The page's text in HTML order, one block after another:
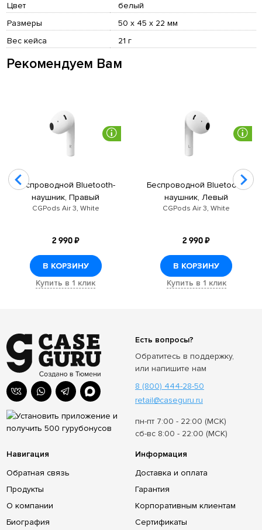
Цвет
белый
Размеры
50 х 45 х 22 мм
Вес кейса
21 г
Рекомендуем Вам
Беспроводной Bluetooth-
наушник, Правый
CGPods Air 3, White
2 990 ₽
В КОРЗИНУ
Купить в 1 клик
Беспроводной Bluetooth-
наушник, Левый
CGPods Air 3, White
2 990 ₽
В КОРЗИНУ
Купить в 1 клик
Навигация
Обратная связь
Продукты
О компании
Биография
Информация
Доставка и оплата
Гарантия
Корпоративным клиентам
Сертификаты
Есть вопросы?
Обратитесь в поддержку,
или напишите нам
8 (800) 444-28-50
retail@caseguru.ru
пн-пт 7:00 - 22:00 (МСК)
сб-вс 8:00 - 22:00 (МСК)